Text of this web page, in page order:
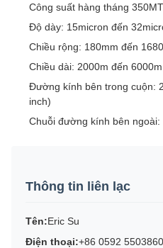
Công suất hàng tháng 350MT
Độ dày: 15micron đến
Chiều rộng: 180mm đến
Chiều dài: 2000m đến 6000m
Đường kính bên trong cuộn:
inch)
Chuỗi đường kính bên
Thông tin liên lạc
Tên:Eric Su
Điện thoại:+86 0592 5503860